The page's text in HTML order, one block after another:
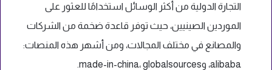
التجارة الدولية من أكثر الوسائل استخدامًا للعثور على
الموردين الصينيين، حيث توفر قاعدة ضخمة من الشركات
والمصانع في مختلف المجالات، ومن أشهر هذه المنصات:
alibaba، وmade-in-china، globalsources.